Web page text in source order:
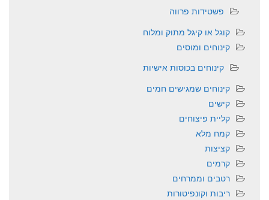
פשטידות פרווה
קוגל או קיגל מתוק ומלוח
קינוחים ומוסים
קינוחים בכוסות אישיות
קינוחים שמגישים חמים
קישים
קליית פיצוחים
קמח מלא
קציצות
קרמים
רטבים וממרחים
ריבות וקונפיטורות